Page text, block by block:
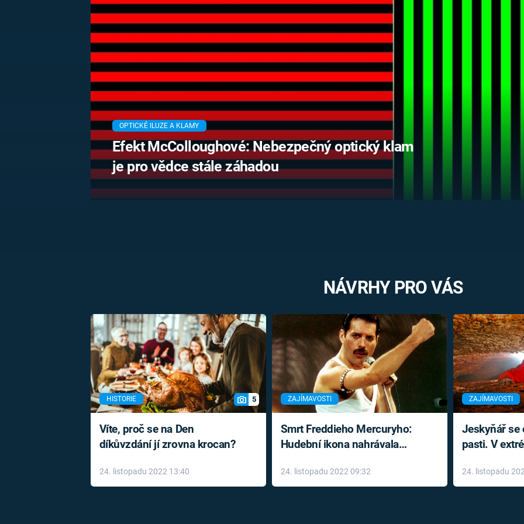
PRVNÍ SVĚTOVÁ
MARIE TEREZIE
NAPOLEON
BONAPARTE
BRITSKÁ
KRÁLOVSKÁ
UFO A
MIMOZEMŠŤANÉ
ČESKÝCH DĚJIN
ALTERNATIVNÍ
HISTORIE
OPTICKÉ ILUZE A KLAMY
Efekt McColloughové: Nebezpečný optický klam
je pro vědce stále záhadou
NÁVRHY PRO VÁS
HISTORIE 5
Víte, proč se na Den
díkůvzdání jí zrovna krocan?
24. listopadu 2022 13:40
ZAJÍMAVOSTI
Smrt Freddieho Mercuryho:
Hudební ikona nahrávala
léky
24. listopadu 2022 09:32
ZAJÍMAVOSTI
Jeskyňář se
pasti. V
24. listopadu